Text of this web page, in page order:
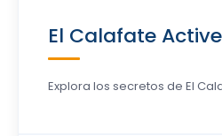
El Calafate
Explora los secretos de El